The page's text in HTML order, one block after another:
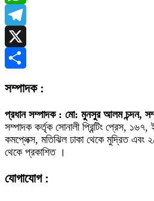
WhatsApp
Telegram
X
সম্পাদক :
প্রধান সম্পাদক : মো: মুনসুর আলম চন্দন,
সম্পাদক কর্তৃক সোনালী প্রিন্টিং প্রেস, ১৬৭,
কমপ্লেক্স, মতিঝিল ঢাকা থেকে মুদ্রিত এবং
থেকে প্রকাশিত ।
যোগাযোগ :